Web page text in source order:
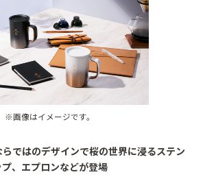
※画像はイメージです。
ではのデザインで桜の世界に浸るステン
、エプロンなどが登場